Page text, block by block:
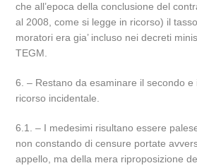
che all’epoca della conclusione del
al 2008, come si legge in ricorso) il
moratori era gia’ incluso nei decreti
TEGM.
6. – Restano da esaminare il secondo e
ricorso incidentale.
6.1. – I medesimi risultano essere
non constando di censure portate
appello, ma della mera riproposizione